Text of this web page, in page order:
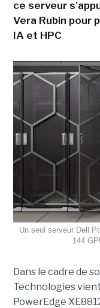
ce serveur
Vera Rubin pour
IA et HPC
Un seul serveur Dell
144
Dans le cadre de
Technologies
PowerEdge